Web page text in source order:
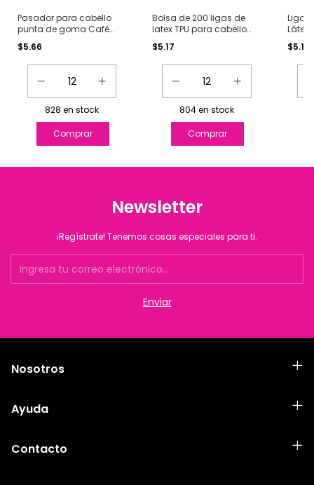
Pasador para cabello
punta de goma Café
con 30 pz.
$5.66
828 en stock
Bolsa de 200 ligas de
latex TPU para cabello
Transparente
$5.17
804en stock
Ligas
Látex
pzas
$5.17
Newsletter
¡Regístrate! Tenemos cosas especiales para ti.
Nosotros
Ayuda
Contacto